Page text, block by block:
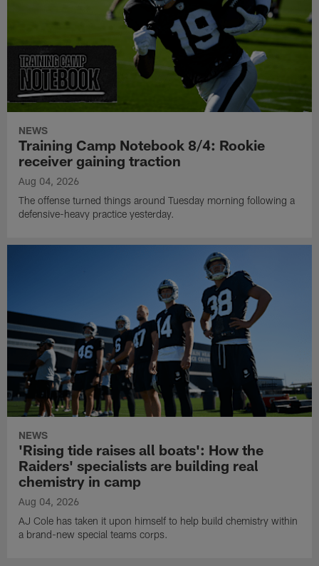
NEWS
Training Camp Notebook 8/4: Rookie
receiver gaining traction
Aug 04, 2026
The offense turned things around Tuesday morning following a
defensive-heavy practice yesterday.
NEWS
'Rising tide raises all boats': How the
Raiders' specialists are building real
chemistry in camp
Aug 04, 2026
AJ Cole has taken it upon himself to help build chemistry within
a brand-new special teams corps.